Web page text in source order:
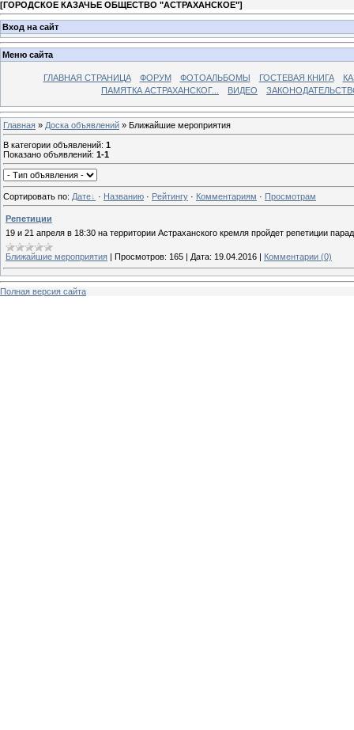
[ГОРОДСКОЕ КАЗАЧЬЕ ОБЩЕСТВО "АСТРАХАНСКОЕ"]
Вход на сайт
Меню сайта
ГЛАВНАЯ СТРАНИЦА ФОРУМ ФОТОАЛЬБОМЫ ГОСТЕВАЯ КНИГА
ПАМЯТКА АСТРАХАНСКОГ...
ВИДЕО
Главная » Доска объявлений » Ближайшие мероприятия
В категории объявлений: 1
Показано объявлений: 1-1
Сортировать по: Дате · Названию · Рейтингу · Комментариям · Просмотрам
Репетиции
19 и 21 апреля в 18:30 на территории Астраханского кремля пройдет репетиции
Ближайшие мероприятия | Просмотров: 165 | Дата: 19.04.2016 | Комментарии (0)
Полная версия сайта